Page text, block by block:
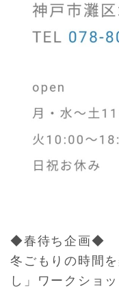
◆春待ち企画◆
冬ごもりの時間
し」ワークショッ